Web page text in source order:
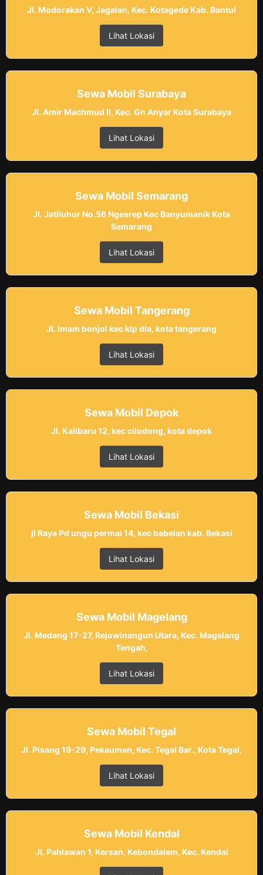
Jl. Modorakan V, Jagalan, Kec. Kotagede Kab. Bantul
Lihat Lokasi
Sewa Mobil Surabaya
Jl. Amir Machmud II, Kec. Gn Anyar Kota Surabaya
Lihat Lokasi
Sewa Mobil Semarang
Jl. Jatiluhur No.56 Ngesrep Kec Banyumanik Kota
Semarang
Lihat Lokasi
Sewa Mobil Tangerang
Jl. Imam bonjol kec klp dia, kota tangerang
Lihat Lokasi
Sewa Mobil Depok
Jl. Kalibaru 12, kec cilodong, kota depok
Lihat Lokasi
Sewa Mobil Bekasi
jl Raya Pd ungu permai 14, kec babelan kab. Bekasi
Lihat Lokasi
Sewa Mobil Magelang
Jl. Medang 17-27, Rejowinangun Utara, Kec. Magelang
Tengah,
Lihat Lokasi
Sewa Mobil Tegal
Jl. Pisang 19-29, Pekauman, Kec. Tegal Bar., Kota Tegal,
Lihat Lokasi
Sewa Mobil Kendal
Jl. Pahlawan 1, Kersan, Kebondalem, Kec. Kendal